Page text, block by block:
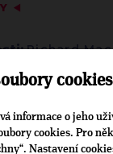
◀
Richard
cookies
informace o jeho
cookies. Pro
Nastavení